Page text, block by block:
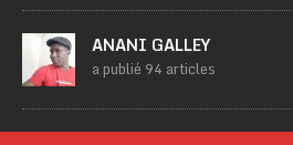
ANANI GALLEY
a publié 94 articles